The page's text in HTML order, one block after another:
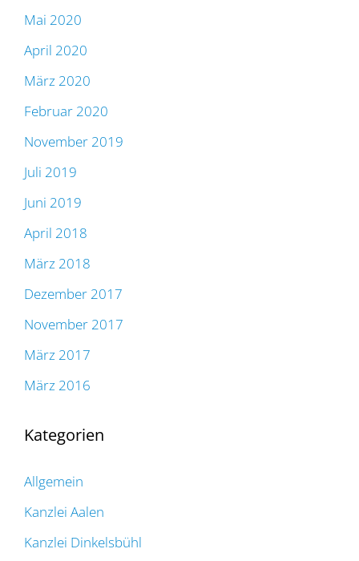
Mai 2020
April 2020
März 2020
Februar 2020
November 2019
Juli 2019
Juni 2019
April 2018
März 2018
Dezember 2017
November 2017
März 2017
März 2016
Kategorien
Allgemein
Kanzlei Aalen
Kanzlei Dinkelsbühl